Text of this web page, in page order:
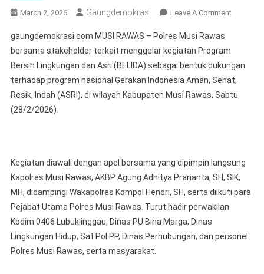
March 2, 2026 Gaungdemokrasi Leave A CommentOn
Bersama
Pimpin
Program
Belida
Polda
gaungdemokrasi.com MUSI RAWAS – Polres Musi Rawas
bersama stakeholder terkait menggelar kegiatan Program
Bersih Lingkungan dan Asri (BELIDA) sebagai bentuk dukungan
terhadap program nasional Gerakan Indonesia Aman, Sehat,
Resik, Indah (ASRI), di wilayah Kabupaten Musi Rawas, Sabtu
(28/2/2026).
Kegiatan diawali dengan apel bersama yang dipimpin langsung
Kapolres Musi Rawas, AKBP Agung Adhitya Prananta, SH, SIK,
MH, didampingi Wakapolres Kompol Hendri, SH, serta diikuti para
Pejabat Utama Polres Musi Rawas. Turut hadir perwakilan
Kodim 0406 Lubuklinggau, Dinas PU Bina Marga, Dinas
Lingkungan Hidup, Sat Pol PP, Dinas Perhubungan, dan personel
Polres Musi Rawas, serta masyarakat.